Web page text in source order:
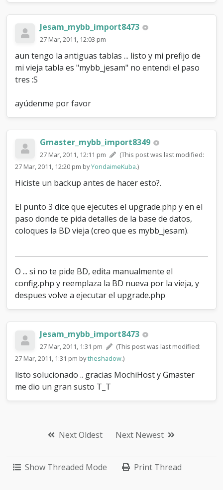
Jesam_mybb_import8473
27 Mar, 2011, 12:03 pm
aun tengo la antiguas tablas ... listo y mi prefijo de
mi vieja tabla es "mybb_jesam" no entendi el paso
tres :S
ayúdenme por favor
Gmaster_mybb_import8349
27 Mar, 2011, 12:11 pm
(This post was last modified:
27 Mar, 2011, 12:20 pm byYondaimeKuba.)
Hiciste un backup antes de hacer esto?.
El punto 3 dice que ejecutes el upgrade.php y en el
paso donde te pida detalles de la base de datos,
coloques la BD vieja (creo que es mybb_jesam).
O ... si no te pide BD, edita manualmente el
config.php y reemplaza la BD nueva por la vieja, y
despues volve a ejecutar el upgrade.php
Jesam_mybb_import8473
27 Mar, 2011, 1:31 pm
(This post was last modified:
27 Mar, 2011, 1:31 pm bytheshadow.)
listo solucionado .. gracias MochiHost y Gmaster
me dio un gran susto T_T
Next Oldest Next Newest
Show Threaded Mode Print Thread